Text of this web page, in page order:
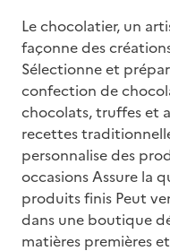
Le chocolatier, un
façonne des
Sélectionne et
confection de
chocolats, truffes et
recettes
personnalise des
occasions Assure la
produits finis Peut
dans une boutique
matières premières